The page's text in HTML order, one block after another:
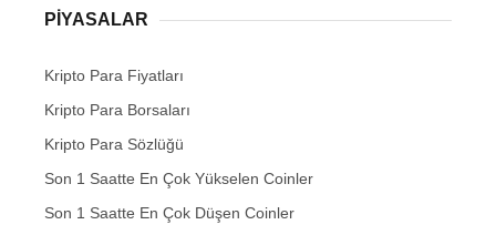
PIYASALAR
Kripto Para Fiyatları
Kripto Para Borsaları
Kripto Para Sözlüğü
Son 1 Saatte En Çok Yükselen Coinler
Son 1 Saatte En Çok Düşen Coinler